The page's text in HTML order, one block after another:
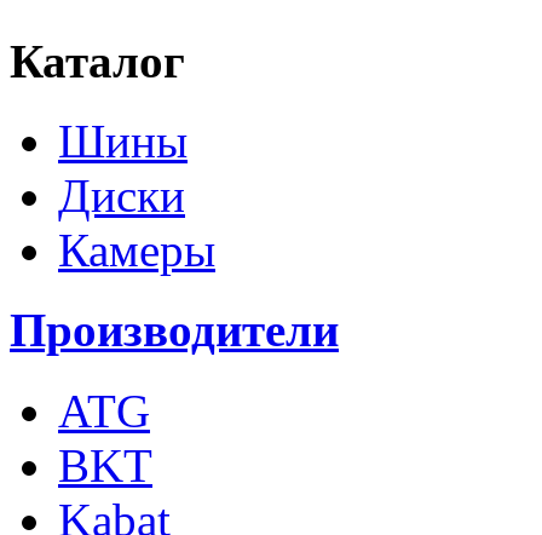
Каталог
Шины
Диски
Камеры
Производители
ATG
BKT
Kabat